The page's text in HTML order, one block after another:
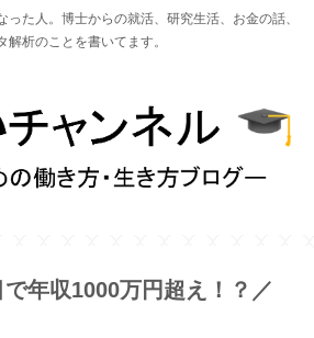
た人。博士からの就活、研究生活、お金の話、
解析のことを書いてます。
年収1000万円超え！？／